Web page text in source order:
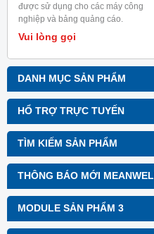
DANH MỤC SẢN PHẨM
HỔ TRỢ TRỰC TUYẾN
TÌM KIẾM SẢN PHẨM
THÔNG BÁO MỚI
MODULE SẢN PHẨM 3
được sử dụng cho các máy công
nghiệp và bảng quảng cáo.
Vui lòng gọi